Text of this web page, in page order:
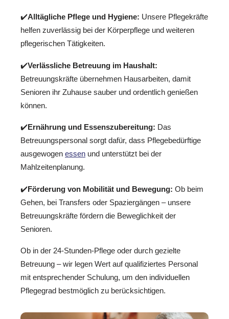
✔️Alltägliche Pflege und Hygiene: Unsere Pflegekräfte
helfen zuverlässig bei der Körperpflege und weiteren
pflegerischen Tätigkeiten.
✔️Verlässliche Betreuung im Haushalt:
Betreuungskräfte übernehmen Hausarbeiten, damit
Senioren ihr Zuhause sauber und ordentlich genießen
können.
✔️Ernährung und Essenszubereitung: Das
Betreuungspersonal sorgt dafür, dass Pflegebedürftige
ausgewogen essen und unterstützt bei der
Mahlzeitenplanung.
✔️Förderung von Mobilität und Bewegung: Ob beim
Gehen, bei Transfers oder Spaziergängen – unsere
Betreuungskräfte fördern die Beweglichkeit der
Senioren.
Ob in der 24-Stunden-Pflege oder durch gezielte
Betreuung – wir legen Wert auf qualifiziertes Personal
mit entsprechender Schulung, um den individuellen
Pflegegrad bestmöglich zu berücksichtigen.